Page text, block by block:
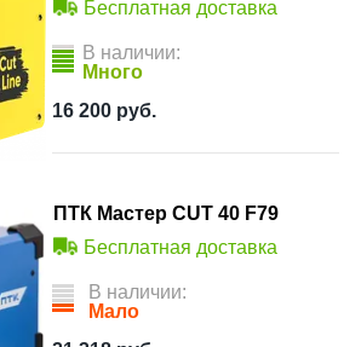
Бесплатная доставка
В наличии:
Много
16 200 руб.
ПТК Мастер CUT 40 F79
Бесплатная доставка
В наличии:
Мало